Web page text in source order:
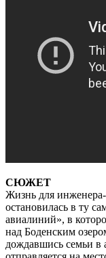
СЮЖЕТ
Жизнь для
остановилась в ту
авиалиний», в
над Боденским
дождавшись семьи в